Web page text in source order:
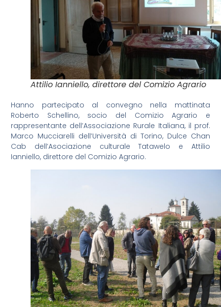
Attilio Ianniello, direttore del Comizio Agrario
Hanno partecipato al convegno nella mattinata
Roberto Schellino, socio del Comizio Agrario e
rappresentante dell’Associazione Rurale Italiana, il prof.
Marco Mucciarelli dell’Università di Torino, Dulce Chan
Cab dell’Asociazione culturale Tatawelo e Attilio
Ianniello, direttore del Comizio Agrario.